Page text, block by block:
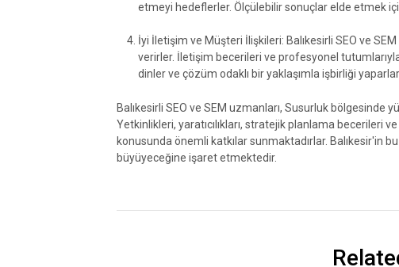
etmeyi hedeflerler. Ölçülebilir sonuçlar elde etmek
İyi İletişim ve Müşteri İlişkileri: Balıkesirli SEO ve
verirler. İletişim becerileri ve profesyonel
dinler ve çözüm odaklı bir yaklaşımla işbirliği yaparlar.
Balıkesirli SEO ve SEM uzmanları, Susurluk bölgesinde
Yetkinlikleri, yaratıcılıkları, stratejik planlama becerileri
konusunda önemli katkılar sunmaktadırlar. Balıkesir'in
büyüyeceğine işaret etmektedir.